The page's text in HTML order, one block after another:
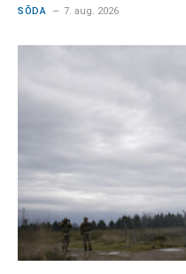
SÕDA 7. aug. 2026